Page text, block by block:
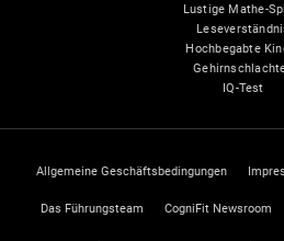
Lustige Mathe-
Hochbegabte
IQ-Test
Allgemeine Geschäftsbedingungen
Das Führungsteam CogniFit Newsroom